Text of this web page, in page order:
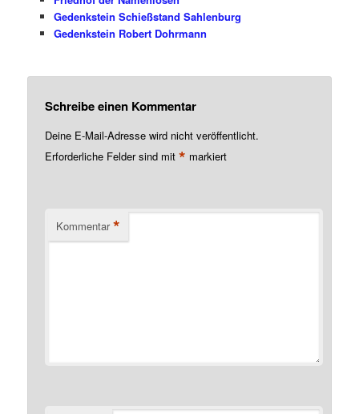
Gedenkstein Schießstand Sahlenburg
Gedenkstein Robert Dohrmann
Schreibe einen Kommentar
Deine E-Mail-Adresse wird nicht veröffentlicht.
Erforderliche Felder sind mit* markiert
Kommentar *